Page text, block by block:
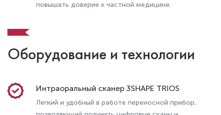
Что делать после снятия брекетов:
повышать доверие к частной медицине.
Оборудование и технологии
Интраоральный сканер 3SHAPE TRIOS
Легкий и удобный в работе переносной прибор,